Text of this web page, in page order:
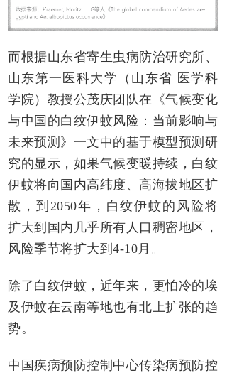
而根据山东省寄生虫病防治研究所、
山东第一医科大学（山东省 医学科
学院）教授公茂庆团队在《气候变化
与中国的白纹伊蚊风险：当前影响与
未来预测》一文中的基于模型预测研
究的显示，如果气候变暖持续，白纹
伊蚊将向国内高纬度、高海拔地区扩
散，到2050年，白纹伊蚊的风险将
扩大到国内几乎所有人口稠密地区，
风险季节将扩大到4-10月。
除了白纹伊蚊，近年来，更怕冷的埃
及伊蚊在云南等地也有北上扩张的趋
势。
中国疾病预防控制中心传染病预防控